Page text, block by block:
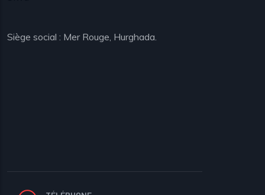
Siège social : Mer Rouge, Hurghada.